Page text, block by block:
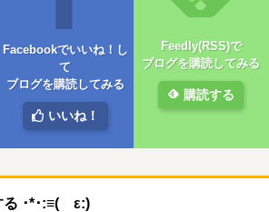
Facebookでいいね！し
て
ブログを購読してみる
いいね！
Feedly(RSS)で
ブログを購読してみる
購読する
る ･*･:≡( ε:)